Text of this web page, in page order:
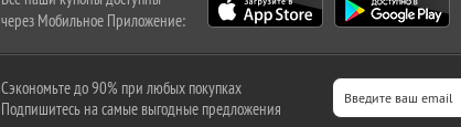
через Мобильное Приложение:
Сэкономьте до 90% при любых покупках
Подпишитесь на самые выгодные предложения